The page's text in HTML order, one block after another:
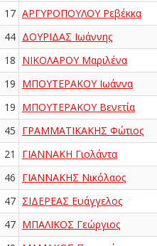
17 ΑΡΓΥΡΟΠΟΥΛΟΥ Ρεβέκκα
44 ΔΟΥΡΙΔΑΣ Ιωάννης
18 ΝΙΚΟΛΑΡΟΥ Μαριλένα
19 ΜΠΟΥΤΕΡΑΚΟΥ Ιωάννα
19 ΜΠΟΥΤΕΡΑΚΟΥ Βενετία
45 ΓΡΑΜΜΑΤΙΚΑΚΗΣ Φώτιος
21 ΓΙΑΝΝΑΚΗ Γιολάντα
46 ΓΙΑΝΝΑΚΗΣ Νικόλαος
47 ΣΙΔΕΡΕΑΣ Ευάγγελος
47 ΜΠΑΛΙΚΟΣ Γεώργιος